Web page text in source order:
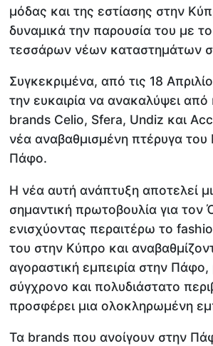
μόδας και της εστίασης στην
δυναμικά την παρουσία του με
τεσσάρων νέων καταστημάτων
Συγκεκριμένα, από τις 18
την ευκαιρία να ανακαλύψει από
brands Celio, Sfera, Undiz και
νέα αναβαθμισμένη πτέρυγα του
Πάφο.
Η νέα αυτή ανάπτυξη αποτελεί
σημαντική πρωτοβουλία για τον
ενισχύοντας περαιτέρω το
του στην Κύπρο και
αγοραστική εμπειρία στην
σύγχρονο και πολυδιάστατο
προσφέρει μια ολοκληρωμένη
Τα brands που ανοίγουν στην